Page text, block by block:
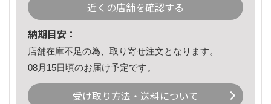
近くの店舗を確認する
納期目安：
店舗在庫不足の為、取り寄せ注文となります。
08月15日頃のお届け予定です。
受け取り方法・送料について